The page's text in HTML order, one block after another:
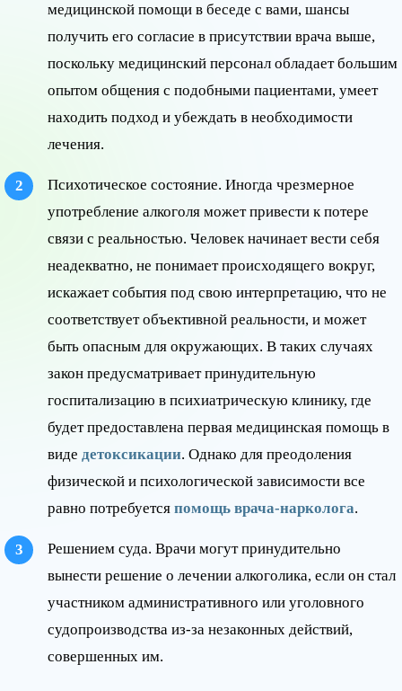
медицинской помощи в беседе с вами, шансы
получить его согласие в присутствии врача выше,
поскольку медицинский персонал обладает большим
опытом общения с подобными пациентами, умеет
находить подход и убеждать в необходимости
лечения.
Психотическое состояние. Иногда чрезмерное
употребление алкоголя может привести к потере
связи с реальностью. Человек начинает вести себя
неадекватно, не понимает происходящего вокруг,
искажает события под свою интерпретацию, что не
соответствует объективной реальности, и может
быть опасным для окружающих. В таких случаях
закон предусматривает принудительную
госпитализацию в психиатрическую клинику, где
будет предоставлена первая медицинская помощь в
виде детоксикации. Однако для преодоления
физической и психологической зависимости все
равно потребуется помощь врача-нарколога.
Решением суда. Врачи могут принудительно
вынести решение о лечении алкоголика, если он стал
участником административного или уголовного
судопроизводства из-за незаконных действий,
совершенных им.